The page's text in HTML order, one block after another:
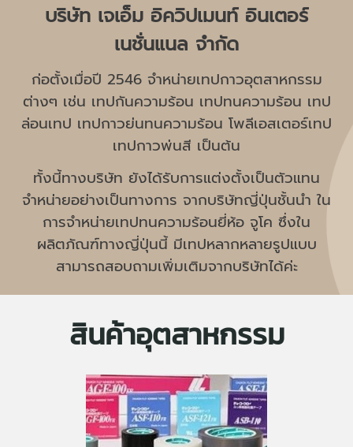
บริษัท เจเอ็ม อิควิปเมนท์ อินเตอร์
เนชั่นแนล จำกัด
ก่อตั้งเมื่อปี 2546 จำหน่ายเทปกาวอุตสาหกรรม
ต่างๆ เช่น เทปกันความร้อน เทปทนความร้อน เทป
ล่อนเทป เทปกาวย่นทนความร้อน โพลีเอสเตอร์เทป
เทปกาวพ่นสี เป็นต้น
ทั้งนี้ทางบริษัท ยังได้รับการแต่งตั้งเป็นตัวแทน
จำหน่ายอย่างเป็นทางการ จากบริษัทญี่ปุ่นชั้นนำ ใน
การจำหน่ายเทปทนความร้อนยี่ห้อ จูโค ซึ่งใน
ผลิตภัณฑ์ทางญี่ปุ่นนี้ มีเทปหลากหลายรูปแบบ
สามารถสอบถามเพิ่มเติมจากบริษัทได้ค่ะ
สินค้าอุตสาหกรรม